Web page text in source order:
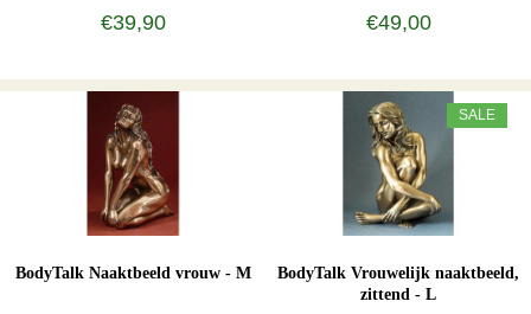
€39,90 €49,00
BodyTalk Naaktbeeld vrouw - M
SALE
BodyTalk Vrouwelijk naaktbeeld,
zittend - L